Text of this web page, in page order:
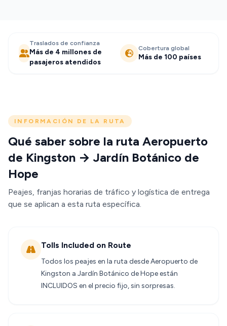
Traslados de confianza
Más de 4 millones de
pasajeros atendidos
Cobertura global
Más de 100 países
INFORMACIÓN DE LA RUTA
Qué saber sobre la ruta Aeropuerto
de Kingston → Jardín Botánico de
Hope
Peajes, franjas horarias de tráfico y logística de entrega
que se aplican a esta ruta específica.
Tolls Included on Route
Todos los peajes en la ruta desde Aeropuerto de
Kingston a Jardín Botánico de Hope están
INCLUIDOS en el precio fijo, sin sorpresas.